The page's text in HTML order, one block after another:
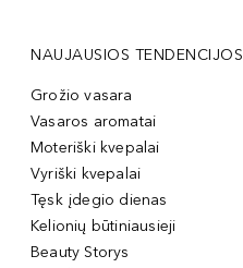
NAUJAUSIOS TENDENCIJOS
Grožio vasara
Vasaros aromatai
Moteriški kvepalai
Vyriški kvepalai
Tęsk įdegio dienas
Kelionių būtiniausieji
Beauty Storys